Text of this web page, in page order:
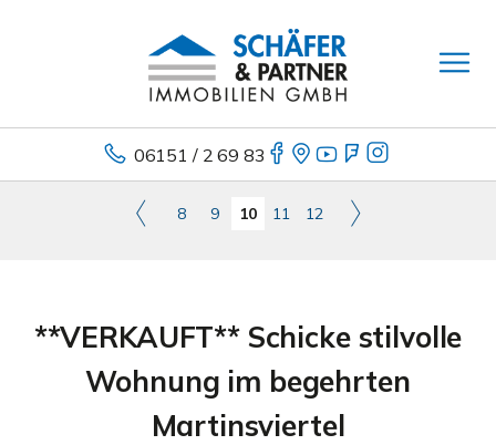
06151 / 2 69 83
8 9 10 11 12
**VERKAUFT** Schicke stilvolle
Wohnung im begehrten
Martinsviertel